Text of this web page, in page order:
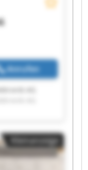
Anrufen
AG
AG
AG
AG
AG
Kleinanzeige